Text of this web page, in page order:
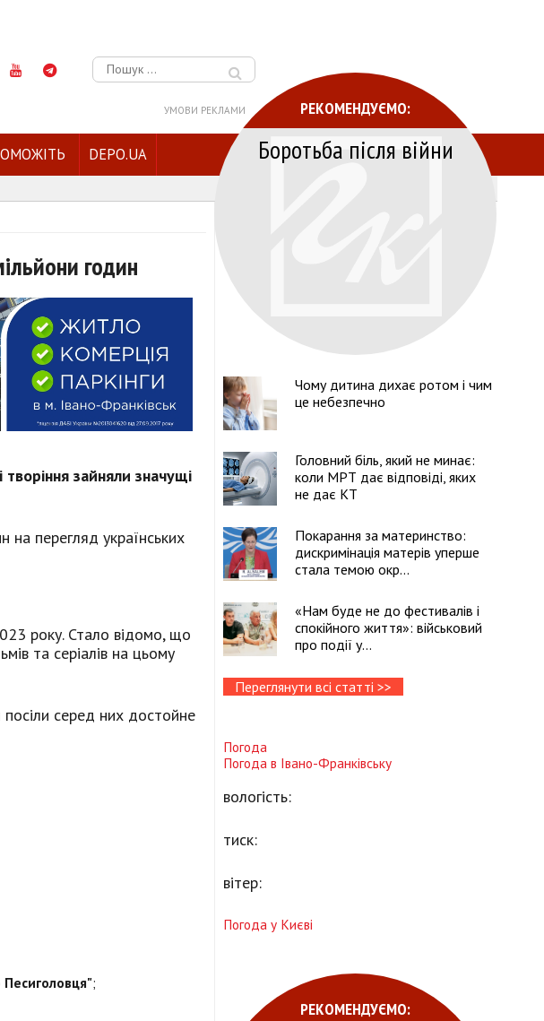
Пошук:
УМОВИ РЕКЛАМИ
DEPO.UA
годин
зайняли значущі
на перегляд українських
року. Стало відомо, що
та серіалів на цьому
посіли серед них достойне
;
РЕКОМЕНДУЄМО:
Боротьба після війни
Чому дитина дихає ротом і чим
це небезпечно
Головний біль, який не минає:
коли МРТ дає відповіді, яких
не дає КТ
Покарання за материнство:
дискримінація матерів уперше
стала темою окр...
«Нам буде не до фестивалів і
спокійного життя»: військовий
про події у...
Переглянути всі статті >>
Погода
Погода в Івано-Франківську
вологість:
тиск:
вітер:
Погода у Києві
РЕКОМЕНДУЄМО: